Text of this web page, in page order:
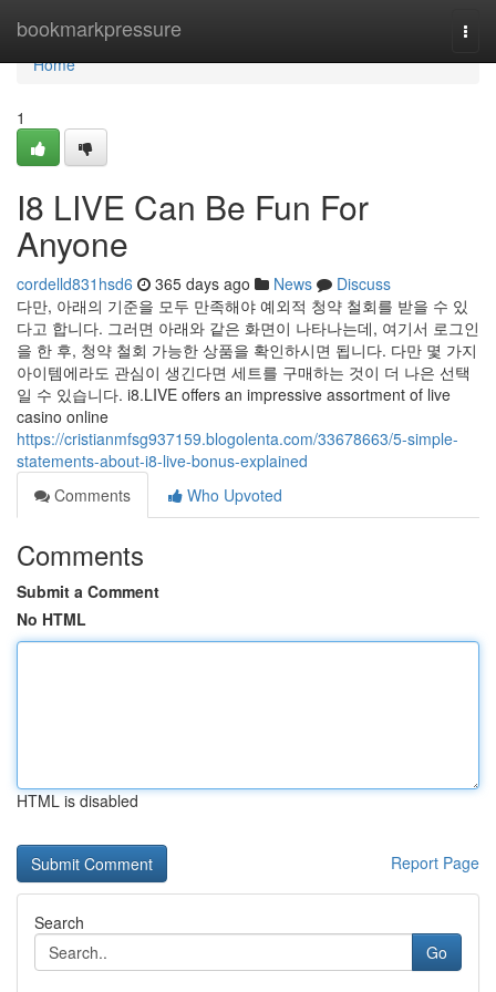
bookmarkpressure
Home
Home
1
I8 LIVE Can Be Fun For
Anyone
cordelld831hsd6 365 days ago News
Discuss
다만, 아래의 기준을 모두 만족해야 예외적 청약 철회를 받을 수 있
다고 합니다. 그러면 아래와 같은 화면이 나타나는데, 여기서 로그인
을 한 후, 청약 철회 가능한 상품을 확인하시면 됩니다. 다만 몇 가지
아이템에라도 관심이 생긴다면 세트를 구매하는 것이 더 나은 선택
일 수 있습니다. i8.LIVE offers an impressive assortment of live
casino online
https://cristianmfsg937159.blogolenta.com/33678663/5-simple-
statements-about-i8-live-bonus-explained
Comments
Who Upvoted
Comments
Submit a Comment
No HTML
HTML is disabled
Report Page
Search
Go